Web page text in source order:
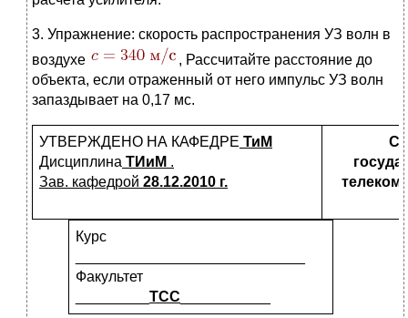
3. Упражнение: скорость распространения УЗ волн в
воздухе
, Рассчитайте расстояние до
объекта, если отраженный от него импульс УЗ волн
запаздывает на 0,17 мс.
УТВЕРЖДЕНО НА КАФЕДРЕ ТиМ
Дисциплина ТИиМ .
Зав. кафедрой 28.12.2010 г.
Курс
Факультет
ТСС